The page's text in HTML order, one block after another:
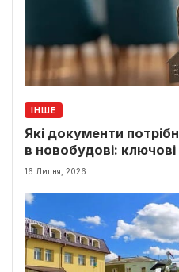
ІНШЕ
Які документи
в новобудові:
16 Липня, 2026